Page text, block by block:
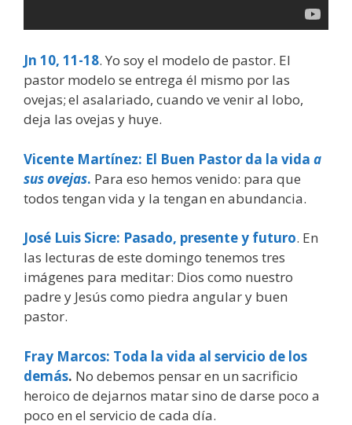
Jn 10, 11-18. Yo soy el modelo de pastor. El
pastor modelo se entrega él mismo por las
ovejas;el asalariado, cuando ve venir al lobo,
deja las ovejas y huye.
Vicente Martínez: El Buen Pastor da la vida a
sus ovejas. Para eso hemos venido: para que
todos tengan vida y la tengan en abundancia.
José Luis Sicre: Pasado, presente y futuro. En
las lecturas de este domingo tenemos tres
imágenes para meditar: Dios como nuestro
padre y Jesús como piedra angular y buen
pastor.
Fray Marcos: Toda la vida al servicio de los
demás. No debemos pensar en un sacrificio
heroico de dejarnos matar sino de darse poco a
poco en el servicio de cada día.